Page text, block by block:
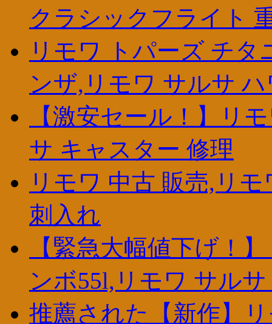
クラシックフライト
リモワ トパーズ チ
ンザ,リモワ サルサ
【激安セール！】リ
サ キャスター 修理
リモワ 中古 販売,リ
刺入れ
【緊急大幅値下げ！
ンボ55l,リモワ サル
推薦された【新作】